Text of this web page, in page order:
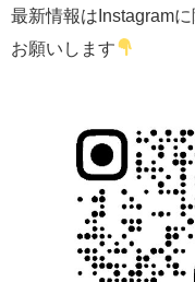
最新情報はInstagram
お願いします